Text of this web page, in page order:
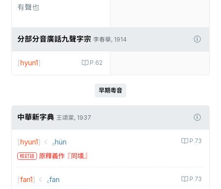
有聲也
分部分音廣話九聲字宗 李春華, 1914
P.62
[hyun1]
早期粵音
中華新字典 王頌棠, 1937
P.73
[hyun1] ꜀hün
校訂註 原釋義作『同壎』
P.73
[fan1] ꜀fan